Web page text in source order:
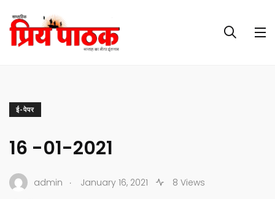
ई-पेपर
16 -01-2021
admin . January 16, 2021
8 Views